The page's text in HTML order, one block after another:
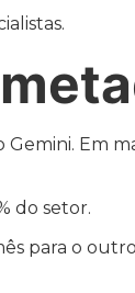
Gemini. Em
do setor.
para o